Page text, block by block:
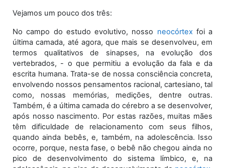
Vejamos um pouco dos três:
No campo do estudo evolutivo, nosso neocórtex foi a
última camada, até agora, que mais se desenvolveu, em
termos qualitativos de sinapses, na evolução dos
vertebrados, - o que permitiu a evolução da fala e da
escrita humana. Trata-se de nossa consciência concreta,
envolvendo nossos pensamentos racional, cartesiano, tal
como, nossas memórias, medições, dentre outras.
Também, é a última camada do cérebro a se desenvolver,
após nosso nascimento. Por estas razões, muitas mães
têm dificuldade de relacionamento com seus filhos,
quando ainda bebês, e, também, na adolescência. Isso
ocorre, porque, nesta fase, o bebê não chegou ainda no
pico de desenvolvimento do sistema límbico, e, na